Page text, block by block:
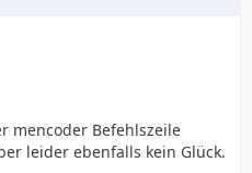
mencoder Befehlszeile
leider ebenfalls kein Glück.